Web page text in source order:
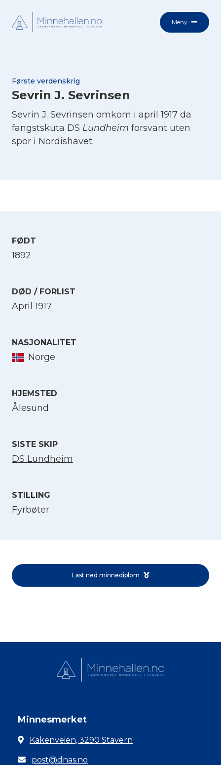
Meny
Første verdenskrig
Sevrin J. Sevrinsen
Sevrin J. Sevrinsen omkom i april 1917 da
fangstskuta DS Lundheim forsvant uten
spor i Nordishavet.
FØDT
1892
DØD / FORLIST
April 1917
NASJONALITET
Norge
HJEMSTED
Ålesund
SISTE SKIP
DS Lundheim
STILLING
Fyrbøter
Last ned minnediplom
Minnesmerket
Kakenveien, 3290 Stavern
post@dnas.no
Norsk bokmål